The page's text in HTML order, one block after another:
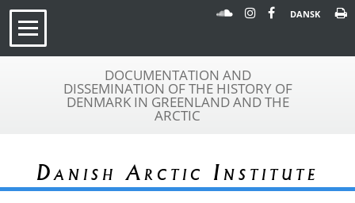
DANSK
DOCUMENTATION AND
DISSEMINATION OF THE HISTORY OF
DENMARK IN GREENLAND AND THE
ARCTIC
Danish Arctic Institute